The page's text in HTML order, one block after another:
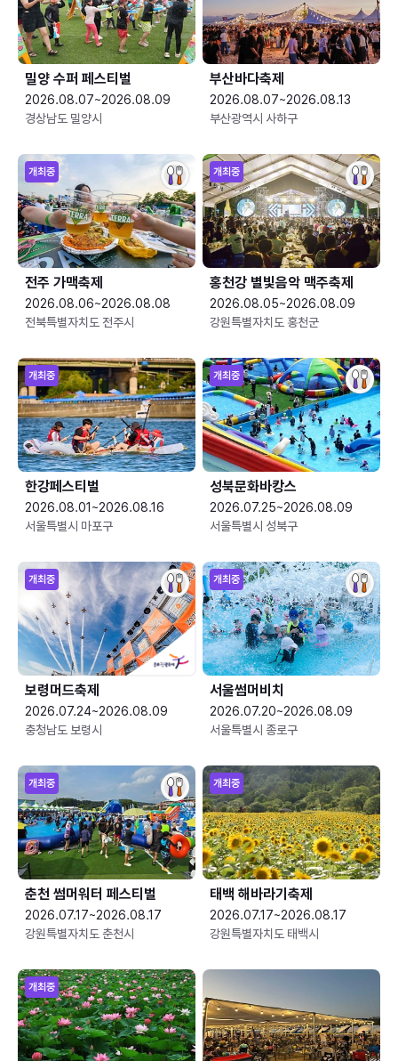
밀양 수퍼 페스티벌
2026.08.07~2026.08.09
경상남도 밀양시
부산바다축제
2026.08.07~2026.08.13
부산광역시 사하구
개최중
전주 가맥축제
2026.08.06~2026.08.08
전북특별자치도 전주시
개최중
홍천강 별빛음악 맥주축제
2026.08.05~2026.08.09
강원특별자치도 홍천군
개최중
한강페스티벌
2026.08.01~2026.08.16
서울특별시 마포구
개최중
성북문화바캉스
2026.07.25~2026.08.09
서울특별시 성북구
개최중
보령머드축제
2026.07.24~2026.08.09
충청남도 보령시
개최중
서울썸머비치
2026.07.20~2026.08.09
서울특별시 종로구
개최중
춘천 썸머워터 페스티벌
2026.07.17~2026.08.17
강원특별자치도 춘천시
개최중
태백 해바라기축제
2026.07.17~2026.08.17
강원특별자치도 태백시
개최중